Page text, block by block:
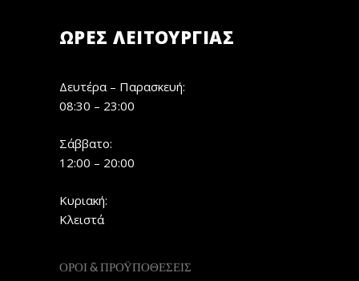
ΏΡΕΣ ΛΕΙΤΟΥΡΓΊΑΣ
Δευτέρα – Παρασκευή:
08:30 – 23:00
Σάββατο:
12:00 – 20:00
Κυριακή:
Κλειστά
ΟΡΟΙ & ΠΡΟΫΠΟΘΕΣΕΙΣ